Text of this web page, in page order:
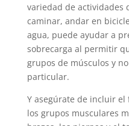
variedad de actividades
caminar, andar en
agua, puede ayudar a
sobrecarga al permitir
grupos de músculos y
particular.
Y asegúrate de incluir
los grupos musculares